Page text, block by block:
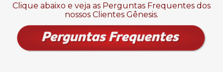
Clique abaixo e veja as Perguntas Frequentes dos
nossos Clientes Gênesis.